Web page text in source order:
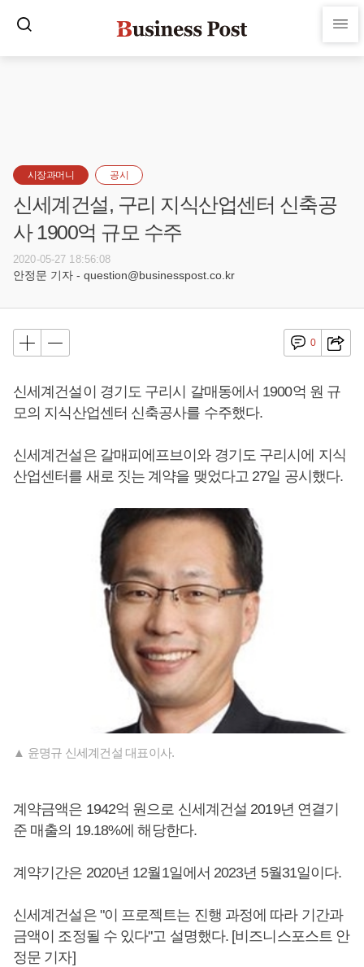
시장과머니 공시
신세계건설, 구리 지식산업센터 신축공
사 1900억 규모 수주
2020-05-27 18:56:08
안정문 기자 - question@businesspost.co.kr
0
신세계건설이 경기도 구리시 갈매동에서 1900억 원 규
모의 지식산업센터 신축공사를 수주했다.
신세계건설은 갈매피에프브이와 경기도 구리시에 지식
산업센터를 새로 짓는 계약을 맺었다고 27일 공시했다.
▲ 윤명규 신세계건설 대표이사.
계약금액은 1942억 원으로 신세계건설 2019년 연결기
준 매출의 19.18%에 해당한다.
계약기간은 2020년 12월1일에서 2023년 5월31일이다.
신세계건설은 "이 프로젝트는 진행 과정에 따라 기간과
금액이 조정될 수 있다"고 설명했다. [비즈니스포스트 안
정문 기자]